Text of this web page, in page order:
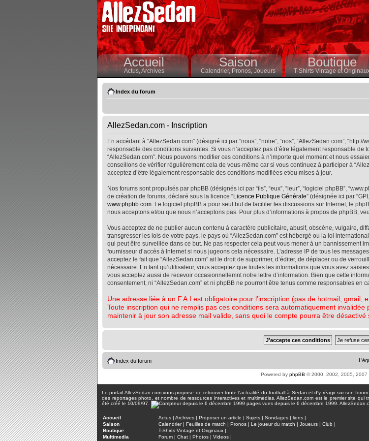
Accueil
Actus,Archives
Saison
Calendrier,Pronos, Joueurs
Boutique
T-Shirts Vintage et
Index du forum
AllezSedan.com - Inscription
En accédant à “AllezSedan.com” (désigné ici par “nous”, “notre”, “nos”, “AllezSedan.com”,
responsable des conditions suivantes. Si vous n’acceptez pas d’être légalement responsable
“AllezSedan.com”. Nous pouvons modifier ces conditions à n’importe quel moment et nous
conseillons de vérifier régulièrement cela de vous-même car si vous continuez à participer à
acceptez d’être légalement responsable des conditions modifiées et/ou mises à jour.
Nos forums sont propulsés par phpBB (désignés ici par “ils”, “eux”, “leur”, “logiciel phpBB”,
de création de forums, déclaré sous la licence “Licence Publique Générale” (désignée ici par
www.phpbb.com. Le logiciel phpBB a pour seul but de faciliter les discussions sur Internet, le
nous acceptons et/ou que nous n’acceptons pas. Pour plus d’informations à propos de phpBB,
Vous acceptez de ne publier aucun contenu à caractère publicitaire, abusif, obscène, vulgaire,
transgresser les lois de votre pays, le pays où “AllezSedan.com” est hébergé ou la loi
qui peut être surveillée dans ce but. Ne pas respecter cela peut vous mener à un bannissement
fournisseur d’accès à Internet si nous jugeons cela nécessaire. L’adresse IP de tous les
acceptez le fait que “AllezSedan.com” ait le droit de supprimer, d’éditer, de déplacer ou de
nécessaire. En tant qu’utilisateur, vous acceptez que toutes les informations que vous avez
vous acceptez aussi de recevoir occasionnellemnt notre lettre d’information. Bien que cette
consentement, ni “AllezSedan.com” et ni phpBB ne pourront être tenus comme responsables en
Une adresse liée à un F.A.I est obligatoire pour l’inscription (pas de hotmail, gmail,
Toute inscription qui ne remplis pas ces conditions sera automatiquement
maintenir à jour son adresse mail valide, sans quoi le compte pourra être désactivé
Index du forum
Powered by phpBB © 2000, 2002, 2005, 2007
Le portail AllezSedan.com vous propose de retrouver toute l'actualité du football à Sedan et d'y réagir sur son
des reportages photo, et nombre de ressources interactives et multimédias. AllezSedan.com est le premier site
été créé le 10/09/97.
pages vues depuis le 6 décembre 1999.
Accueil Actus | Archives | Proposer un article | Sujets | Sondages | liens |
Saison
Calendrier| Feuilles de match | Pronos | Le joueur du match | Joueurs | Club |
Boutique
T-Shirts Vintage et Originaux |
Multimedia
Forum | Chat | Photos | Videos |